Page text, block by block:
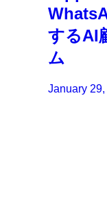
するAI
ム
January